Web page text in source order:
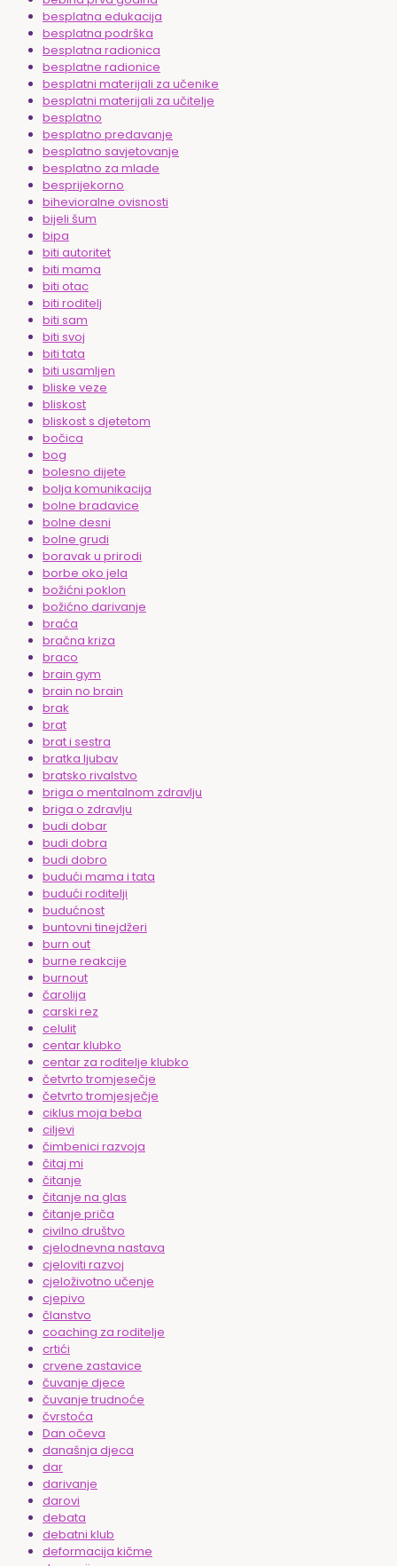
besplatna edukacija
besplatna podrška
besplatna radionica
besplatne radionice
besplatni materijali za učenike
besplatni materijali za učitelje
besplatno
besplatno predavanje
besplatno savjetovanje
besplatno za mlade
besprijekorno
bihevioralne ovisnosti
bijeli šum
bipa
biti autoritet
biti mama
biti otac
biti roditelj
biti sam
biti svoj
biti tata
biti usamljen
bliske veze
bliskost
bliskost s djetetom
bočica
bog
bolesno dijete
bolja komunikacija
bolne bradavice
bolne desni
bolne grudi
boravak u prirodi
borbe oko jela
božićni poklon
božićno darivanje
braća
bračna kriza
braco
brain gym
brain no brain
brak
brat
brat i sestra
bratka ljubav
bratsko rivalstvo
briga o mentalnom zdravlju
briga o zdravlju
budi dobar
budi dobra
budi dobro
budući mama i tata
budući roditelji
budućnost
buntovni tinejdžeri
burn out
burne reakcije
burnout
čarolija
carski rez
celulit
centar klubko
centar za roditelje klubko
četvrto tromjesečje
četvrto tromjesječje
ciklus moja beba
ciljevi
čimbenici razvoja
čitaj mi
čitanje
čitanje na glas
čitanje priča
civilno društvo
cjelodnevna nastava
cjeloviti razvoj
cjeloživotno učenje
cjepivo
članstvo
coaching za roditelje
crtići
crvene zastavice
čuvanje djece
čuvanje trudnoće
čvrstoća
Dan očeva
današnja djeca
dar
darivanje
darovi
debata
debatni klub
deformacija kičme